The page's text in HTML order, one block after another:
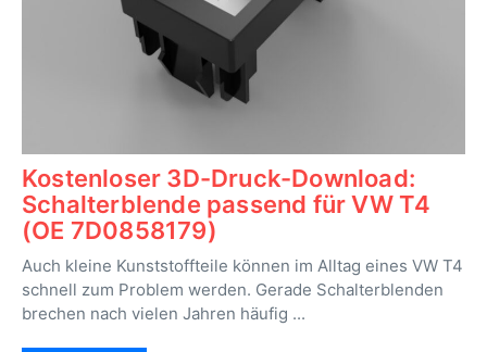
Kostenloser 3D-Druck-Download:
Schalterblende passend für VW T4
(OE 7D0858179)
Auch kleine Kunststoffteile können im Alltag eines VW T4
schnell zum Problem werden. Gerade Schalterblenden
brechen nach vielen Jahren häufig ...